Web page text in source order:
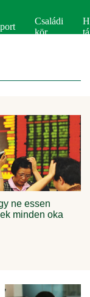
Családi
kör
ne essen
minden oka